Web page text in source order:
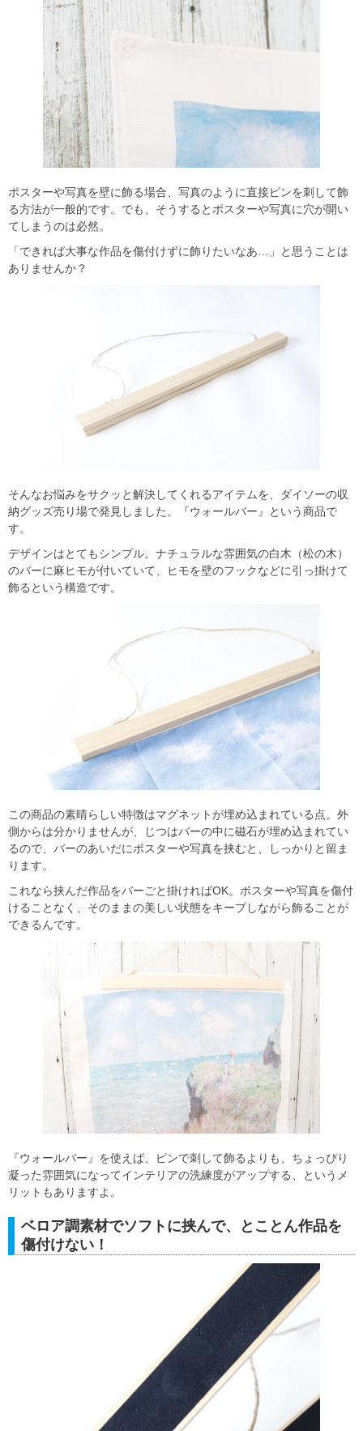
ポスターや写真を壁に飾る場合、写真のように直接ピンを刺して飾
る方法が一般的です。でも、そうするとポスターや写真に穴が開い
てしまうのは必然。
「できれば大事な作品を傷付けずに飾りたいなあ…」と思うことは
ありませんか？
そんなお悩みをサクッと解決してくれるアイテムを、ダイソーの収
納グッズ売り場で発見しました。『ウォールバー』という商品で
す。
デザインはとてもシンプル。ナチュラルな雰囲気の白木（松の木）
のバーに麻ヒモが付いていて、ヒモを壁のフックなどに引っ掛けて
飾るという構造です。
この商品の素晴らしい特徴はマグネットが埋め込まれている点。外
側からは分かりませんが、じつはバーの中に磁石が埋め込まれてい
るので、バーのあいだにポスターや写真を挟むと、しっかりと留ま
ります。
これなら挟んだ作品をバーごと掛ければOK。ポスターや写真を傷付
けることなく、そのままの美しい状態をキープしながら飾ることが
できるんです。
『ウォールバー』を使えば、ピンで刺して飾るよりも、ちょっぴり
凝った雰囲気になってインテリアの洗練度がアップする、というメ
リットもありますよ。
ベロア調素材でソフトに挟んで、とことん作品を
傷付けない！